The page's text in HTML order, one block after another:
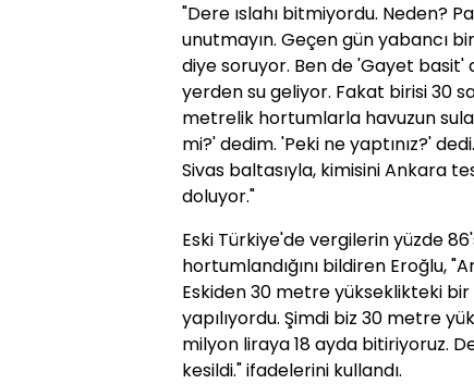
"Dere ıslahı bitmiyordu. Neden?
unutmayın. Geçen gün yabancı
diye soruyor. Ben de 'Gayet basit'
yerden su geliyor. Fakat birisi 30
metrelik hortumlarla havuzun
mi?' dedim. 'Peki ne yaptınız?'
Sivas baltasıyla, kimisini Ankara
doluyor."
Eski Türkiye'de vergilerin yüzde
hortumlandığını bildiren Eroğlu,
Eskiden 30 metre yükseklikteki
yapılıyordu. Şimdi biz 30 metre
milyon liraya 18 ayda bitiriyoruz.
kesildi." ifadelerini kullandı.